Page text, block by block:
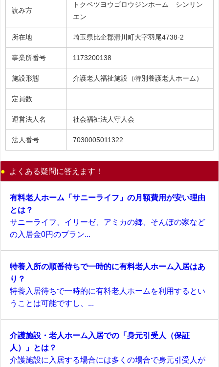
読み方
トクベツヨウゴロウジンホーム シンリン
エン
所在地 埼玉県比企郡滑川町大字羽尾4738-2
事業所番号 1173200138
施設形態 介護老人福祉施設（特別養護老人ホーム）
定員数
運営法人名 社会福祉法人守人会
法人番号 7030005011322
よくある疑問に答えます！
有料老人ホーム「サニーライフ」の月額費用が安い理由
とは？
サニーライフ、イリーゼ、アミカの郷、そんぽの家など
の入居金0円のプラン...
特養入所の順番待ちで一時的に有料老人ホーム入居はあ
り？
特養入居待ちで一時的に有料老人ホームを利用するとい
うことは可能ですし、...
介護施設・老人ホーム入居での「身元引受人（保証
人）」とは？
介護施設に入居する場合には多くの場合で身元引受人が